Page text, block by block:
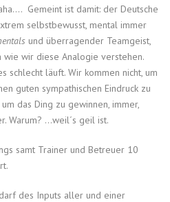
Gemeint ist damit: der Deutsche
selbstbewusst, mental immer
und überragender Teamgeist,
wie wir diese Analogie verstehen.
schlecht läuft. Wir kommen nicht, um
guten sympathischen Eindruck zu
das Ding zu gewinnen, immer,
Warum? …weil´s geil ist.
samt Trainer und Betreuer 10
des Inputs aller und einer